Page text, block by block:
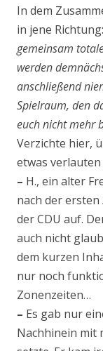
In dem
in jene Richtung:
gemeinsam
werden
anschließend
Spielraum, den
euch nicht mehr
Verzichte hier,
etwas
– H., ein alter
nach der ersten
der CDU auf.
auch nicht
dem kurzen
nur noch
Zonenzeiten…
– Es gab nur
Nachhinein mit